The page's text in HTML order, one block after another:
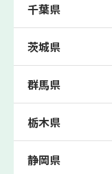
木、静岡、大阪、新潟」の
いただき、中間テスト、期
向けた受験指導などを実施
山学院大学
傾向を徹底分析し、指定校推
重要です。個別指導塾「森
2/3程度ととてもリーズナ
を気にする方も、是非一度
てみてください。
個別指導塾「森塾」では、
千葉県
茨城県
群馬県
栃木県
静岡県